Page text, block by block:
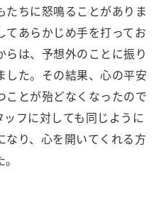
ちに怒鳴ることがありま
てあらかじめ手を打ってお
らは、予想外のことに振り
した。その結果、心の平安
ことが殆どなくなったので
フに対しても同じように
り、心を開いてくれる方